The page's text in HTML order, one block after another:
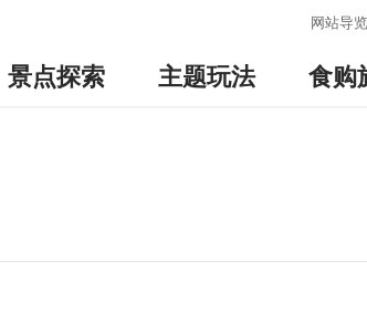
网站导览
景点探索 主题玩法 食购